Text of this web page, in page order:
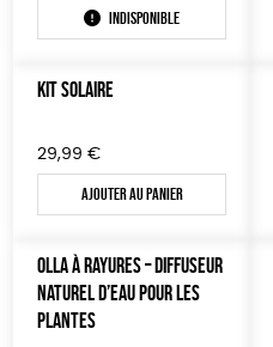
Indisponible
KIT SOLAIRE
29,99 €
Ajouter au panier
OLLA À RAYURES – DIFFUSEUR
NATUREL D’EAU POUR LES
PLANTES